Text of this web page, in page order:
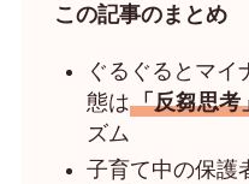
この記事のまとめ
ぐるぐるとマイ
態は「反芻思考
ズム
子育て中の保護